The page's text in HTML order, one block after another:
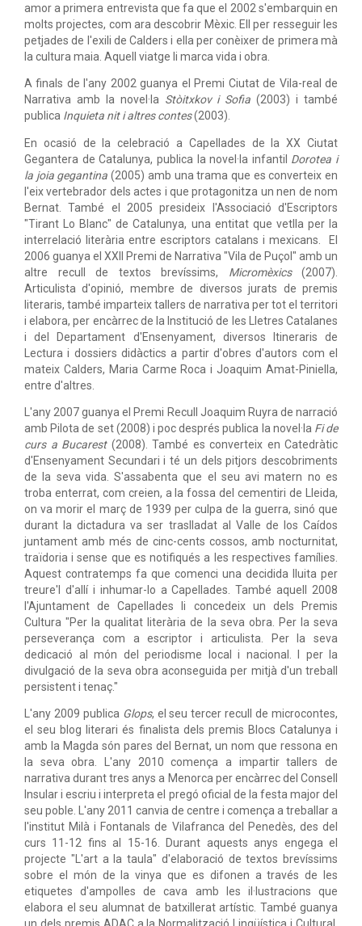
amor a primera entrevista que fa que el 2002 s'embarquin en
molts projectes, com ara descobrir Mèxic. Ell per resseguir les
petjades de l'exili de Calders i ella per conèixer de primera mà
la cultura maia. Aquell viatge li marca vida i obra.
A finals de l'any 2002 guanya el Premi Ciutat de Vila-real de
Narrativa amb la novel·la Stòitxkov i Sofia (2003) i també
publica Inquieta nit i altres contes(2003).
En ocasió de la celebració a Capellades de la XX Ciutat
Gegantera de Catalunya, publica la novel·la infantil Dorotea i
la joia gegantina (2005) amb una trama que es converteix en
l'eix vertebrador dels actes i que protagonitza un nen de nom
Bernat. També el 2005 presideix l'Associació d'Escriptors
"Tirant Lo Blanc" de Catalunya, una entitat que vetlla per la
interrelació literària entre escriptors catalans i mexicans. El
2006 guanya el XXII Premi de Narrativa "Vila de Puçol" amb un
altre recull de textos brevíssims, Micromèxics(2007).
Articulista d'opinió, membre de diversos jurats de premis
literaris, també imparteix tallers de narrativa per tot el territori
i elabora, per encàrrec de la Institució de les Lletres Catalanes
i del Departament d'Ensenyament, diversos Itineraris de
Lectura i dossiers didàctics a partir d'obres d'autors com el
mateix Calders, Maria Carme Roca i Joaquim Amat-Piniella,
entre d'altres.
L'any 2007 guanya el Premi Recull Joaquim Ruyra de narració
amb Pilota de set (2008) i poc després publica la novel·la Fi de
curs a Bucarest(2008). També es converteix en Catedràtic
d'Ensenyament Secundari i té un dels pitjors descobriments
de la seva vida. S'assabenta que el seu avi matern no es
troba enterrat, com creien, a la fossa del cementiri de Lleida,
on va morir el març de 1939 per culpa de la guerra, sinó que
durant la dictadura va ser traslladat al Valle de los Caídos
juntament amb més de cinc-cents cossos, amb nocturnitat,
traïdoria i sense que es notifiqués a les respectives famílies.
Aquest contratemps fa que comenci una decidida lluita per
treure'l d'allí i inhumar-lo a Capellades. També aquell 2008
l'Ajuntament de Capellades li concedeix un dels Premis
Cultura "Per la qualitat literària de la seva obra. Per la seva
perseverança com a escriptor i articulista. Per la seva
dedicació al món del periodisme local i nacional. I per la
divulgació de la seva obra aconseguida per mitjà d'un treball
persistent i tenaç."
L'any 2009 publica Glops, el seu tercer recull de microcontes,
el seu blog literari és finalista dels premis Blocs Catalunya i
amb la Magda són pares del Bernat, un nom que ressona en
la seva obra. L'any 2010 comença a impartir tallers de
narrativa durant tres anys a Menorca per encàrrec del Consell
Insular i escriu i interpreta el pregó oficial de la festa major del
seu poble. L'any 2011 canvia de centre i comença a treballar a
l'institut Milà i Fontanals de Vilafranca del Penedès, des del
curs 11-12 fins al 15-16. Durant aquests anys engega el
projecte "L'art a la taula" d'elaboració de textos brevíssims
sobre el món de la vinya que es difonen a través de les
etiquetes d'ampolles de cava amb les il·lustracions que
elabora el seu alumnat de batxillerat artístic. També guanya